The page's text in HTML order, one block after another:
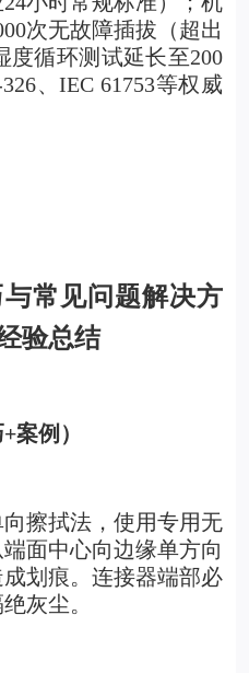
次无故障插拔（超出
度循环测试延长至200
、IEC 61753等权威
常见问题解决方
验总结
案例）
擦拭法，使用专用无
面中心向边缘单方向
划痕。连接器端部必
灰尘。